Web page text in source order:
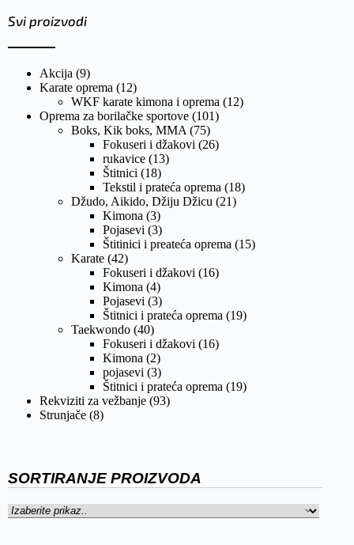
Svi proizvodi
Akcija (9)
Karate oprema (12)
WKF karate kimona i oprema (12)
Oprema za borilačke sportove (101)
Boks, Kik boks, MMA (75)
Fokuseri i džakovi (26)
rukavice (13)
Štitnici (18)
Tekstil i prateća oprema (18)
Džudo, Aikido, Džiju Džicu (21)
Kimona (3)
Pojasevi (3)
Štitinici i preateća oprema (15)
Karate (42)
Fokuseri i džakovi (16)
Kimona (4)
Pojasevi (3)
Štitnici i prateća oprema (19)
Taekwondo (40)
Fokuseri i džakovi (16)
Kimona (2)
pojasevi (3)
Štitnici i prateća oprema (19)
Rekviziti za vežbanje (93)
Strunjače (8)
SORTIRANJE PROIZVODA